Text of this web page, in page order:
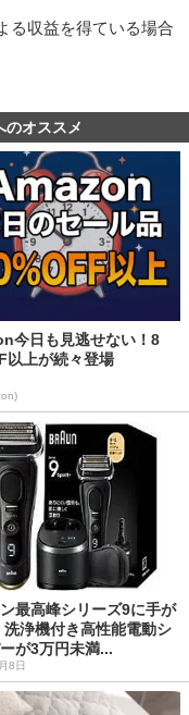
る収益を得ている場合
のオススメ
今日も見逃せない！8
以上が続々登場
最高峰シリーズ9に手が
洗浄機付き高性能電動シ
が3万円未満...
8日